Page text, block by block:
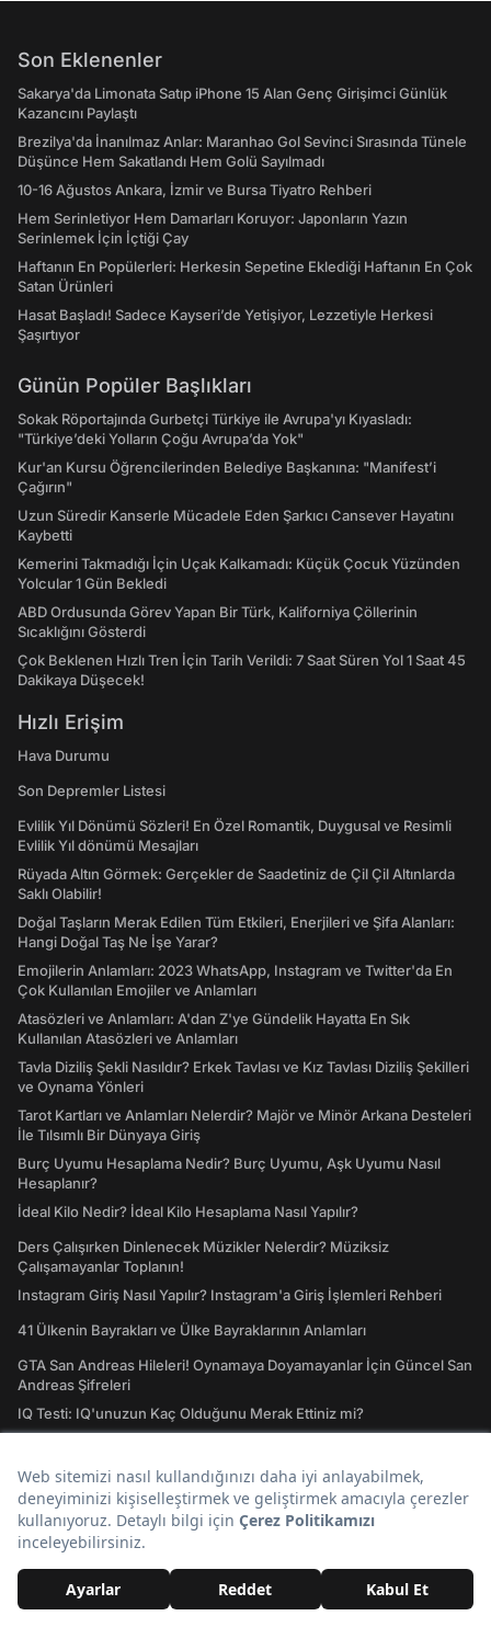
Son Eklenenler
Sakarya'da Limonata Satıp iPhone 15 Alan Genç Girişimci Günlük
Kazancını Paylaştı
Brezilya'da İnanılmaz Anlar: Maranhao Gol Sevinci Sırasında Tünele
Düşünce Hem Sakatlandı Hem Golü Sayılmadı
10-16 Ağustos Ankara, İzmir ve Bursa Tiyatro Rehberi
Hem Serinletiyor Hem Damarları Koruyor: Japonların Yazın
Serinlemek İçin İçtiği Çay
Haftanın En Popülerleri: Herkesin Sepetine Eklediği Haftanın En Çok
Satan Ürünleri
Hasat Başladı! Sadece Kayseri’de Yetişiyor, Lezzetiyle Herkesi
Şaşırtıyor
Günün Popüler Başlıkları
Sokak Röportajında Gurbetçi Türkiye ile Avrupa'yı Kıyasladı:
"Türkiye’deki Yolların Çoğu Avrupa’da Yok"
Kur'an Kursu Öğrencilerinden Belediye Başkanına: "Manifest’i
Çağırın"
Uzun Süredir Kanserle Mücadele Eden Şarkıcı Cansever Hayatını
Kaybetti
Kemerini Takmadığı İçin Uçak Kalkamadı: Küçük Çocuk Yüzünden
Yolcular 1 Gün Bekledi
ABD Ordusunda Görev Yapan Bir Türk, Kaliforniya Çöllerinin
Sıcaklığını Gösterdi
Çok Beklenen Hızlı Tren İçin Tarih Verildi: 7 Saat Süren Yol 1 Saat 45
Dakikaya Düşecek!
Hızlı Erişim
Hava Durumu
Son Depremler Listesi
Evlilik Yıl Dönümü Sözleri! En Özel Romantik, Duygusal ve Resimli
Evlilik Yıl dönümü Mesajları
Rüyada Altın Görmek: Gerçekler de Saadetiniz de Çil Çil Altınlarda
Saklı Olabilir!
Doğal Taşların Merak Edilen Tüm Etkileri, Enerjileri ve Şifa Alanları:
Hangi Doğal Taş Ne İşe Yarar?
Emojilerin Anlamları: 2023 WhatsApp, Instagram ve Twitter'da En
Çok Kullanılan Emojiler ve Anlamları
Atasözleri ve Anlamları: A'dan Z'ye Gündelik Hayatta En Sık
Kullanılan Atasözleri ve Anlamları
Tavla Diziliş Şekli Nasıldır? Erkek Tavlası ve Kız Tavlası Diziliş Şekilleri
ve Oynama Yönleri
Tarot Kartları ve Anlamları Nelerdir? Majör ve Minör Arkana Desteleri
İle Tılsımlı Bir Dünyaya Giriş
Burç Uyumu Hesaplama Nedir? Burç Uyumu, Aşk Uyumu Nasıl
Hesaplanır?
İdeal Kilo Nedir? İdeal Kilo Hesaplama Nasıl Yapılır?
Ders Çalışırken Dinlenecek Müzikler Nelerdir? Müziksiz
Çalışamayanlar Toplanın!
Instagram Giriş Nasıl Yapılır? Instagram'a Giriş İşlemleri Rehberi
41 Ülkenin Bayrakları ve Ülke Bayraklarının Anlamları
GTA San Andreas Hileleri! Oynamaya Doyamayanlar İçin Güncel San
Andreas Şifreleri
IQ Testi: IQ'unuzun Kaç Olduğunu Merak Ettiniz mi?
Keşfet
Twitter Deprem Zam Youtube
Günlük Burç Yorumları
Bugün Ne Pişirsem Gezilecek Yerler